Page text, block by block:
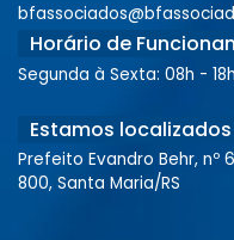
Horário de
Segunda à Sexta: 08h - 18h
Estamos
Prefeito Evandro Behr, nº
800, Santa Maria/RS